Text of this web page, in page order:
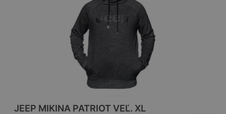
JEEP MIKINA PATRIOT VEĽ. XL